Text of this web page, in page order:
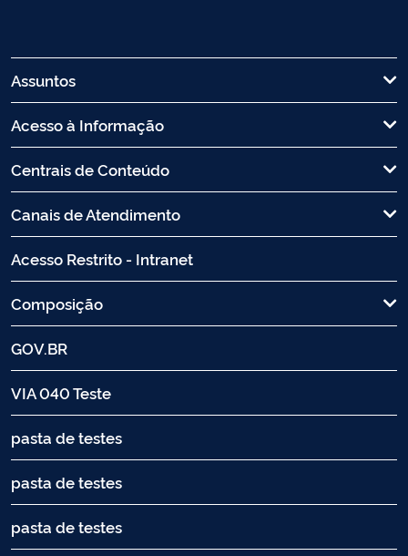
Assuntos
Acesso à Informação
Centrais de Conteúdo
Canais de Atendimento
Acesso Restrito - Intranet
Composição
GOV.BR
VIA 040 Teste
pasta de testes
pasta de testes
pasta de testes